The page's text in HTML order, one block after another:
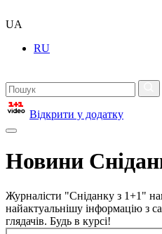
UA
RU
Відкрити у додатку
Новини
Журналісти "Сніданку з 1+1"
найактуальнішу інформацію з
глядачів. Будь в курсі!